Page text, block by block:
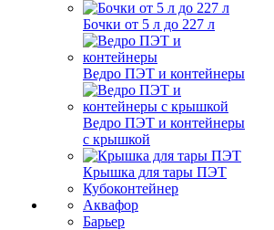
Бочки от 5 л до 227 л
Ведро ПЭТ и контейнеры
Ведро ПЭТ и контейнеры
с крышкой
Крышка для тары ПЭТ
Кубоконтейнер
Аквафор
Барьер